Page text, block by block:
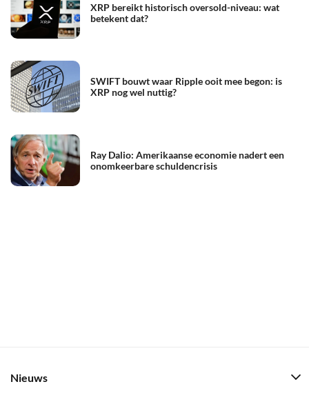
XRP bereikt historisch oversold-niveau: wat
betekent dat?
SWIFT bouwt waar Ripple ooit mee begon: is
XRP nog wel nuttig?
Ray Dalio: Amerikaanse economie nadert een
onomkeerbare schuldencrisis
Nieuws